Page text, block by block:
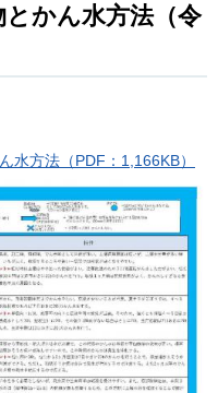
かん水方法（令
水方法（PDF：1,166KB）